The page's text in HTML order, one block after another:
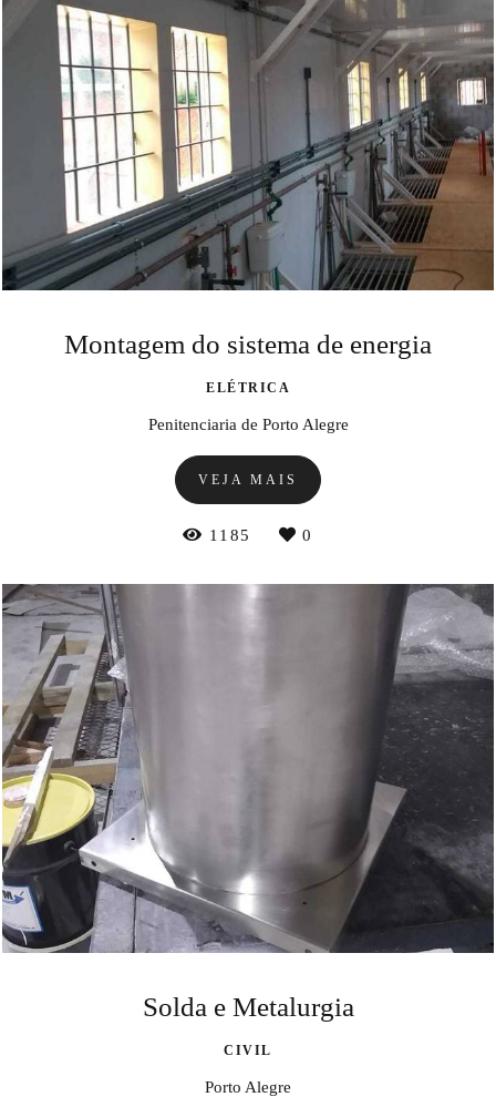
Montagem do sistema de energia
ELÉTRICA
Penitenciaria de Porto Alegre
VEJA MAIS
1185 0
Solda e Metalurgia
CIVIL
Porto Alegre